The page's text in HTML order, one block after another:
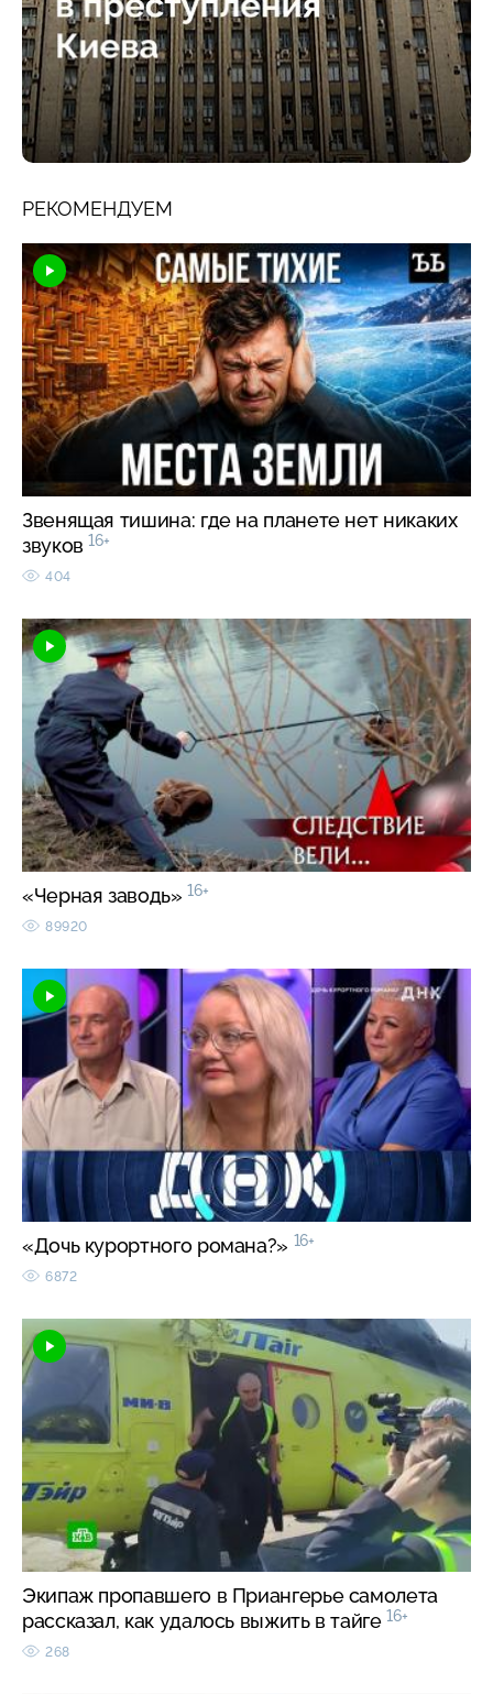
РЕКОМЕНДУЕМ
Звенящая тишина: где на планете нет никаких
звуков 16+
404
«Черная заводь» 16+
89920
«Дочь курортного романа?» 16+
6872
Экипаж пропавшего в Приангерье самолета
рассказал, как удалось выжить в тайге 16+
268